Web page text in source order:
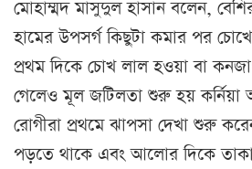
মোহাম্মদ মাসুদুল হাসান বলেন,
হামের উপসর্গ কিছুটা কমার পর চোখে
প্রথম দিকে চোখ লাল হওয়া বা
গেলেও মূল জটিলতা শুরু হয় কর্নিয়া
রোগীরা প্রথমে ঝাপসা দেখা শুরু
পড়তে থাকে এবং আলোর দিকে